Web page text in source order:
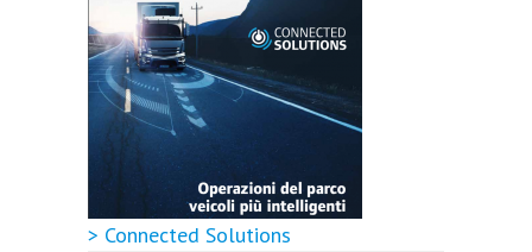
> Connected Solutions